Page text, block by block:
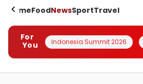
HomeFoodNewsSportTravel
For
You
Indonesia Summit 2026